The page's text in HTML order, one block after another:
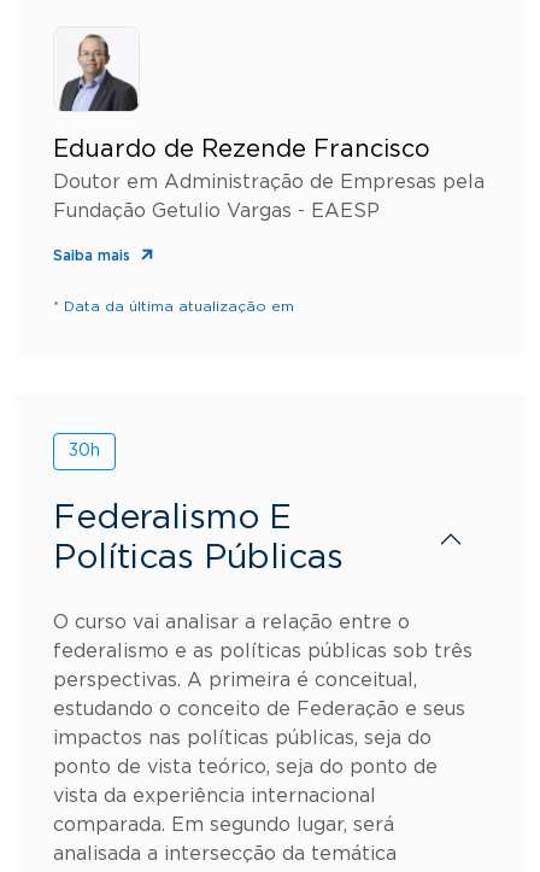
Eduardo de Rezende Francisco
Doutor em Administração de Empresas pela
Fundação Getulio Vargas - EAESP
Saiba mais
* Data da última atualização em
30h
Federalismo E
Políticas Públicas
O curso vai analisar a relação entre o
federalismo e as políticas públicas sob três
perspectivas. A primeira é conceitual,
estudando o conceito de Federação e seus
impactos nas políticas públicas, seja do
ponto de vista teórico, seja do ponto de
vista da experiência internacional
comparada. Em segundo lugar, será
analisada a intersecção da temática